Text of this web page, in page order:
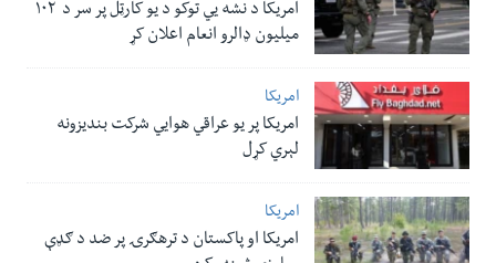
امریکا د نشه یي توکو د یو کارټل پر سر د ۱۰۲
میلیون ډالرو انعام اعلان کړ
امریکا
امریکا پر یو عراقي هوایي شرکت بندیزونه
لېري کړل
امریکا
امریکا او پاکستان د ترهګرۍ پر ضد د ګډې